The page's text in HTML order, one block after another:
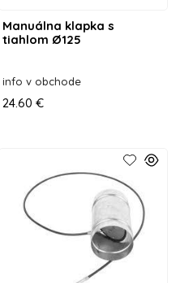
Manuálna klapka s
tiahlom Ø125
info v obchode
24.60 €